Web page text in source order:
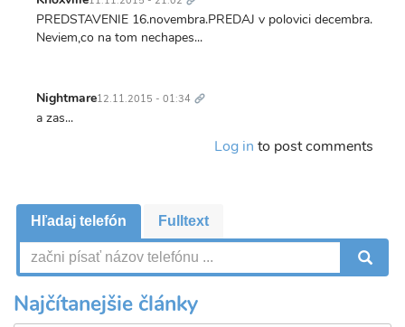
PREDSTAVENIE 16.novembra.PREDAJ v polovici decembra.
Neviem,co na tom nechapes...
Nightmare12.11.2015 - 01:34 odkaz
a zas...
Log in to post comments
Hľadaj telefón Fulltext
Najčítanejšie články